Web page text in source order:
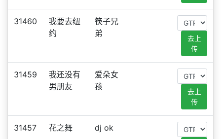
31460
我要去纽
约
筷子兄
弟
去上
传
31459
我还没有
男朋友
爱朵女
孩
去上
传
31457 花之舞 dj ok